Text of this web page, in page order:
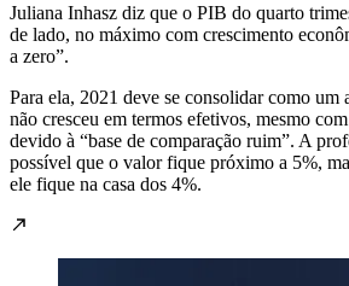
Juliana Inhasz diz que o PIB do quarto
de lado, no máximo com crescimento
a zero”.
Para ela, 2021 deve se consolidar como um
não cresceu em termos efetivos, mesmo
devido à “base de comparação ruim”. A
possível que o valor fique próximo a 5%,
ele fique na casa dos 4%.